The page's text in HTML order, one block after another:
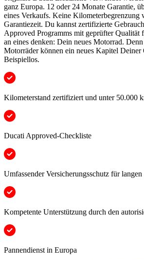
ganz Europa. 12 oder 24 Monate Garantie,
eines Verkaufs. Keine Kilometerbegrenzung
Garantiezeit. Du kannst zertifizierte
Approved Programms mit geprüfter Qualität
an eines denken: Dein neues Motorrad.
Motorräder können ein neues Kapitel Deiner
Beispiellos.
Kilometerstand zertifiziert und unter 50.000
Ducati Approved-Checkliste
Umfassender Versicherungsschutz für
Kompetente Unterstützung durch den
Pannendienst in Europa